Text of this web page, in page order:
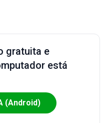
gratuita e
está
(Android)